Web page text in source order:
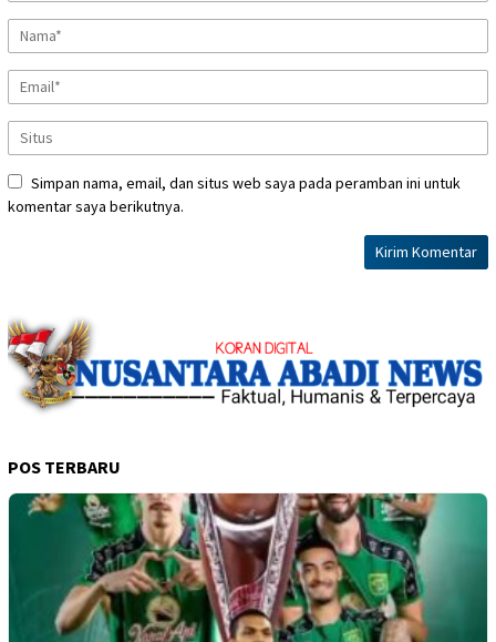
Simpan nama, email, dan situs web saya pada peramban ini untuk
komentar saya berikutnya.
POS TERBARU